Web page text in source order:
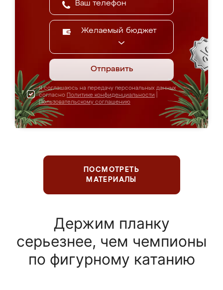
Желаемый бюджет
Отправить
Я соглашаюсь на передачу персональных данных
согласно Политике конфиденциальности
Пользовательскому соглашению
ПОСМОТРЕТЬ
МАТЕРИАЛЫ
Держим планку
серьезнее, чем чемпионы
по фигурному катанию